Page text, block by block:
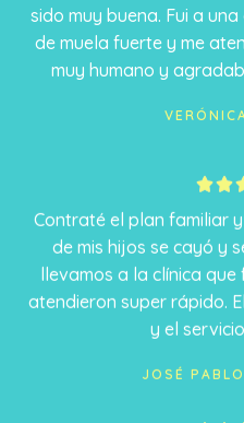
sido muy buena. Fui a
de muela fuerte y me
muy humano y
 
Contraté el plan familiar
de mis hijos se cayó y
llevamos a la clínica
atendieron super rápido.
y el
JOSÉ